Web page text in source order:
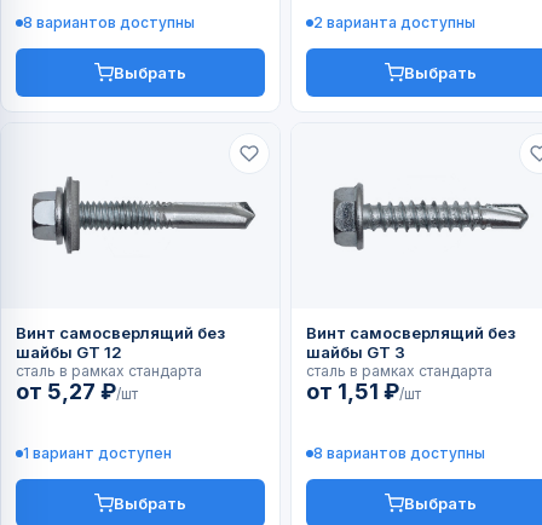
8 вариантов доступны
Выбрать
2 варианта доступны
Выбрать
Винт самосверлящий без
шайбы GT 12
сталь в рамках стандарта
от 5,27 ₽/шт
1 вариант доступен
Выбрать
Винт самосверлящий без
шайбы GT 3
сталь в рамках стандарта
от 1,51 ₽/шт
8 вариантов доступны
Выбрать